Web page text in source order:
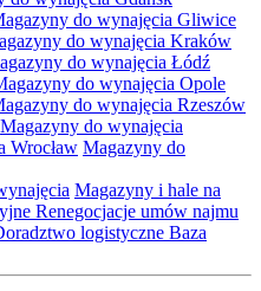
do wynajęcia Gliwice
do wynajęcia Kraków
do wynajęcia Łódź
do wynajęcia Opole
do wynajęcia Rzeszów
Magazyny do wynajęcia
Wrocław Magazyny do
Magazyny i hale na
Renegocjacje umów najmu
logistyczne Baza